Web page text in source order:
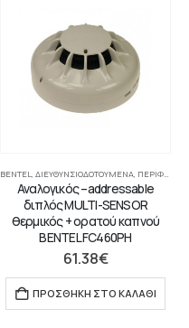
,ΣΥΣΤΉΜΑΤΑ ΠΥΡΑΝΊΧΝΕΥΣΗΣ-
BENTEL, ΔΙΕΥΘΥΝΣΙΟΔΟΤΟΎΜΕΝΑ, ΠΕΡΙΦΕΡΙΑΚΉ ΣΥΣΚΕΥΉ
Αναλογικός –addressable
διπλός MULTI-SENSOR
θερμικός + ορατού καπνού
BENTEL FC460PH
61.38€
ΠΡΟΣΘΉΚΗ ΣΤΟ ΚΑΛΆΘΙ